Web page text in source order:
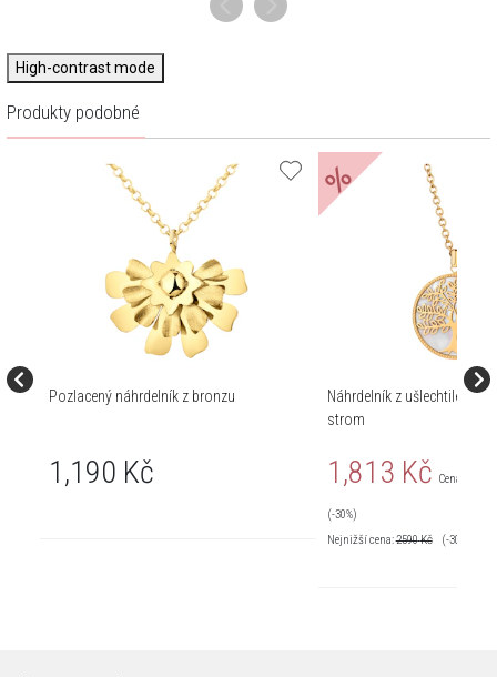
High-contrast mode
Produkty podobné
Pozlacený náhrdelník z bronzu
1,190 Kč
%
Náhrdelník z ušlechtilé
strom
1,813 Kč Cena
(-30%)
Nejnižší cena:2590Kč (-30%)